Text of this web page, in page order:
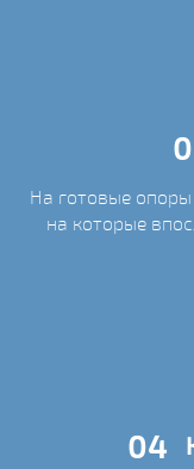
На готовые
на которые
04